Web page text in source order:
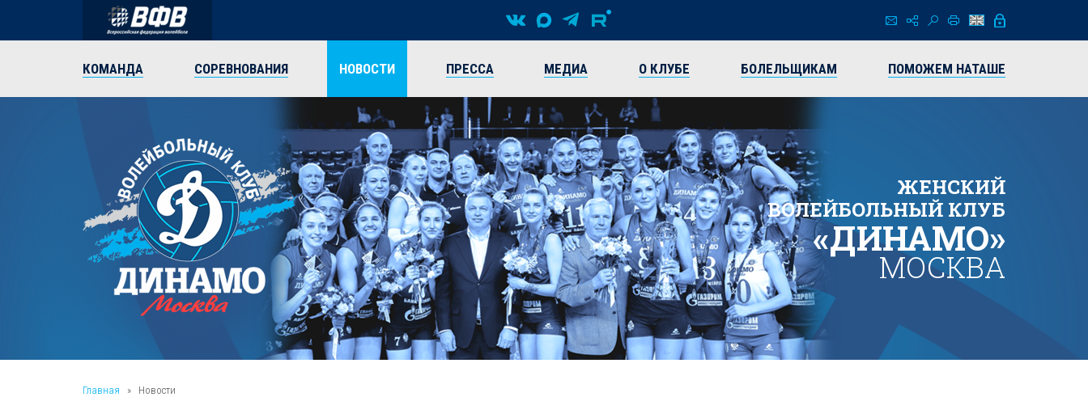
КОМАНДА СОРЕВНОВАНИЯ НОВОСТИ ПРЕССА МЕДИА О КЛУБЕ БОЛЕЛЬЩИКАМ ПОМОЖЕМ НАТАШЕ
ЖЕНСКИЙ
ВОЛЕЙБОЛЬНЫЙ КЛУБ
«ДИНАМО»
МОСКВА
Главная » Новости